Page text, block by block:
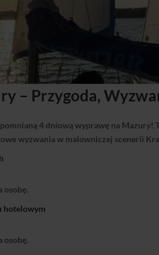
– Przygoda,
4 dniową wyprawę na
wyzwania w malowniczej scenerii
osobę.
hotelowym
osobę.